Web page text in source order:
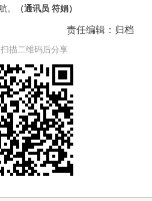
。
（通讯员 符娟）
责任编辑：归档
描二维码后分享